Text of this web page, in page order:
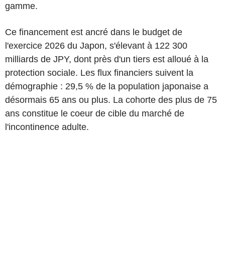
gamme.
Ce financement est ancré dans le budget de
l'exercice 2026 du Japon, s'élevant à 122 300
milliards de JPY, dont près d'un tiers est alloué à la
protection sociale. Les flux financiers suivent la
démographie : 29,5 % de la population japonaise a
désormais 65 ans ou plus. La cohorte des plus de 75
ans constitue le coeur de cible du marché de
l'incontinence adulte.